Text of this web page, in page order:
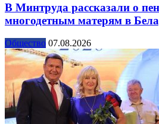
В Минтруда рассказали о
многодетным матерям в
Общество 07.08.2026